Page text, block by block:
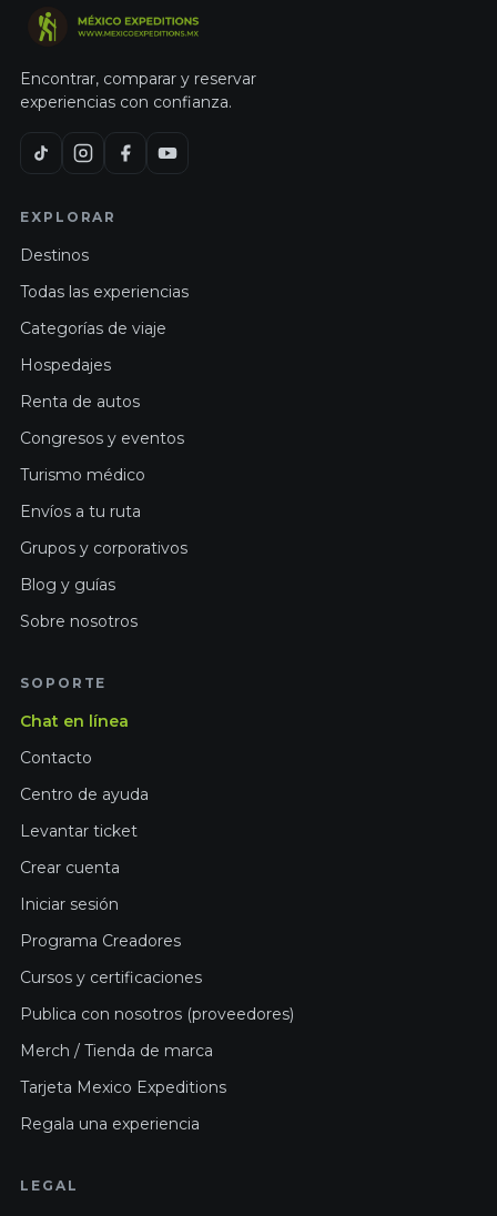
Encontrar, comparar y reservar
experiencias con confianza.
EXPLORAR
Destinos
Todas las experiencias
Categorías de viaje
Hospedajes
Renta de autos
Congresos y eventos
Turismo médico
Envíos a tu ruta
Grupos y corporativos
Blog y guías
Sobre nosotros
SOPORTE
Chat en línea
Contacto
Centro de ayuda
Levantar ticket
Crear cuenta
Iniciar sesión
Programa Creadores
Cursos y certificaciones
Publica con nosotros (proveedores)
Merch / Tienda de marca
Tarjeta Mexico Expeditions
Regala una experiencia
LEGAL